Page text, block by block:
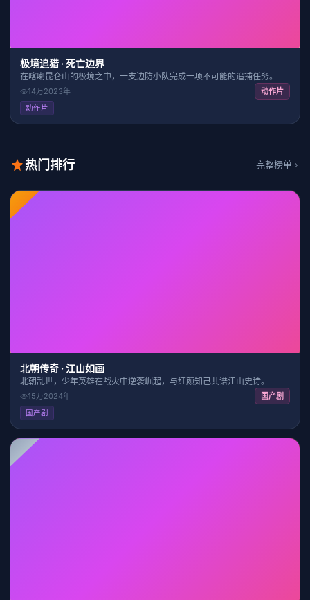
极境追猎 · 死亡边界
在喀喇昆仑山的极境之中，一支边防小队完成一项不可能的追捕任务。
14万2023年 动作片
动作片
热门排行 完整榜单
北朝传奇 · 江山如画
北朝乱世，少年英雄在战火中逆袭崛起，与红颜知己共谱江山史诗。
15万2024年 国产剧
国产剧